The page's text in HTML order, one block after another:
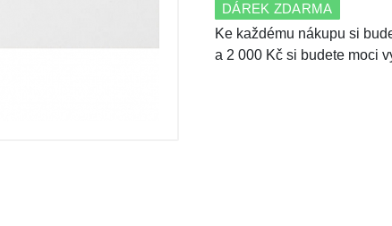
DÁREK ZDARMA
Ke každému nákupu si
a 2 000 Kč si budete moci